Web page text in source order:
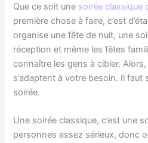
Que ce soit une soirée classique
première chose à faire, c’est
organise une fête de nuit, une
réception et même les fêtes
connaître les gens à cibler.
s’adaptent à votre besoin. Il faut
soirée.
Une soirée classique, c’est une
personnes assez sérieux, donc